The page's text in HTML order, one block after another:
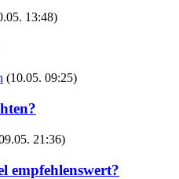
13:48)
(10.05. 09:25)
21:36)
empfehlenswert?